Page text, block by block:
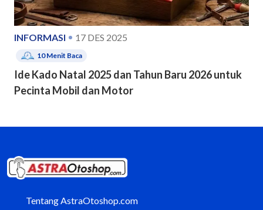
INFORMASI 17 DES 2025
10Menit Baca
Ide Kado Natal 2025 dan Tahun Baru 2026 untuk
Pecinta Mobil dan Motor
Tentang AstraOtoshop.com